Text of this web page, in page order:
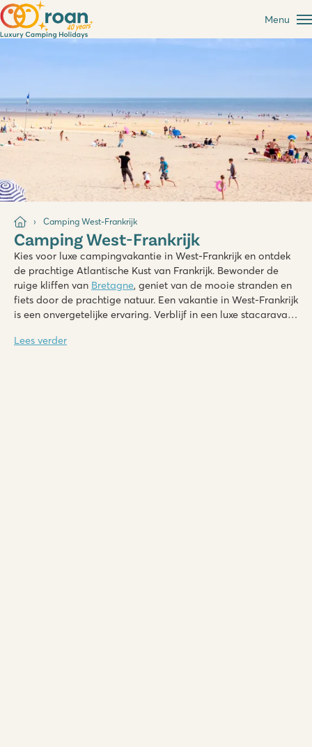
Menu
Camping West-Frankrijk
Camping West-Frankrijk
Kies voor luxe campingvakantie in West-Frankrijk en ontdek
de prachtige Atlantische Kust van Frankrijk. Bewonder de
ruige kliffen van Bretagne, geniet van de mooie stranden en
fiets door de prachtige natuur. Een vakantie in West-Frankrijk
is een onvergetelijke ervaring. Verblijf in een luxe stacaravan
Lees verder